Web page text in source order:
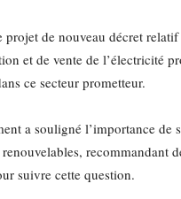
projet de nouveau décret
et de vente de l’électricité
ce secteur prometteur.
a souligné l’importance de
recommandant
suivre cette question.